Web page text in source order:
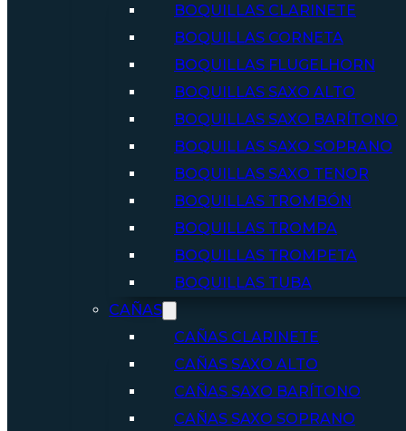
BOQUILLAS CLARINETE
BOQUILLAS CORNETA
BOQUILLAS FLUGELHORN
BOQUILLAS SAXO ALTO
BOQUILLAS SAXO BARÍTONO
BOQUILLAS SAXO SOPRANO
BOQUILLAS SAXO TENOR
BOQUILLAS TROMBÓN
BOQUILLAS TROMPA
BOQUILLAS TROMPETA
BOQUILLAS TUBA
CAÑAS
CAÑAS CLARINETE
CAÑAS SAXO ALTO
CAÑAS SAXO BARÍTONO
CAÑAS SAXO SOPRANO